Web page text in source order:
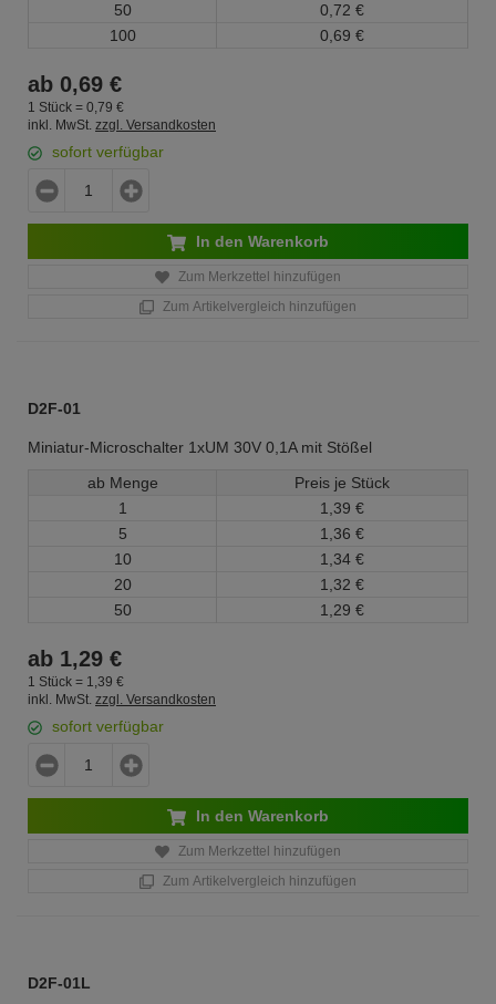
50 0, 72 €
100
0, 69 €
ab 0,69 €
1 Stück = 0, 79 €
inkl. MwSt. zzgl. Versandkosten
sofort verfügbar
In den Warenkorb
Zum Merkzettel hinzufügen
Zum Artikelvergleich hinzufügen
D2F-01
Miniatur-Microschalter 1xUM 30V 0,1A mit Stößel
ab Menge
Preis je Stück
1
1, 39 €
5
1, 36 €
10
1, 34 €
20
1, 32 €
50
1, 29 €
ab 1,29 €
1 Stück = 1, 39 €
inkl. MwSt. zzgl. Versandkosten
sofort verfügbar
In den Warenkorb
Zum Merkzettel hinzufügen
Zum Artikelvergleich hinzufügen
D2F-01L